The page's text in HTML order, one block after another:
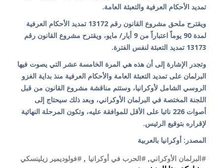
تمديد الأحكام العرفية والتعبئة العامة.
ويقترح ملحق مشروع القانون رقم 13172 تمديد الأحكام العرفية
لمدة 90 يوماً اعتباراً من 9 أيار/ مايو، ويقترح مشروع القانون رقم
13173 تمديد التعبئة لنفس الفترة.
وتجدر الإشارة إلى أن هذه هي المرة الخامسة عشر التي يصوت فيها
البرلمان على تمديد التعبئة العامة والأحكام العرفية منذ بداية الغزو
الروسي الشامل لأوكرانيا، وستتم مناقشة مشروع القانون من قبل
اللجنة المختصة في البرلمان الأوكراني، وبعد ذلك سيحتاج إلى
أصوات 226 نائبا على الأقل للموافقة عليه، وتكون المرحلة النهائية
لإقراره بتوقيع الرئيس.
المصدر: أوكرانيا بالعربية
#البرلمان الأوكراني, #الحرب في أوكرانيا , #فولوديمير زيلينسكي